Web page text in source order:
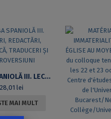
LIMBA SPANIOLĂ III. LECTURI, REDACTĂRI, GRAMATICĂ, TRADUCERI ȘI RETROVERSIUNI
28,01 lei
MAI MULT